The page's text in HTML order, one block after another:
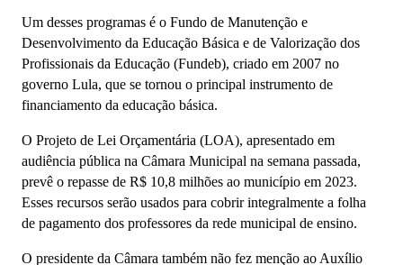
Um desses programas é o Fundo de Manutenção e
Desenvolvimento da Educação Básica e de Valorização dos
Profissionais da Educação (Fundeb), criado em 2007 no
governo Lula, que se tornou o principal instrumento de
financiamento da educação básica.
O Projeto de Lei Orçamentária (LOA), apresentado em
audiência pública na Câmara Municipal na semana passada,
prevê o repasse de R$ 10,8 milhões ao município em 2023.
Esses recursos serão usados para cobrir integralmente a folha
de pagamento dos professores da rede municipal de ensino.
O presidente da Câmara também não fez menção ao Auxílio